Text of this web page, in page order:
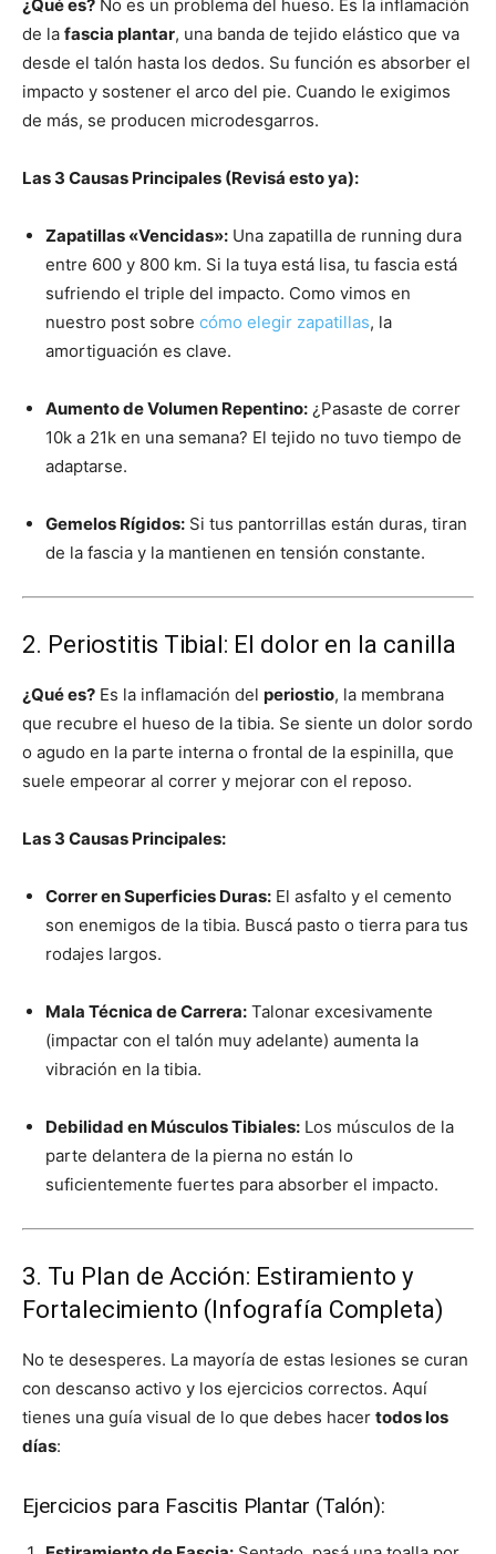
¿Qué es? No es un problema del hueso. Es la inflamación
de la fascia plantar, una banda de tejido elástico que va
desde el talón hasta los dedos. Su función es absorber el
impacto y sostener el arco del pie. Cuando le exigimos
de más, se producen microdesgarros.
Las 3 Causas Principales (Revisá esto ya):
Zapatillas «Vencidas»: Una zapatilla de running dura
entre 600 y 800 km. Si la tuya está lisa, tu fascia está
sufriendo el triple del impacto. Como vimos en
nuestro post sobre cómo elegir zapatillas, la
amortiguación es clave.
Aumento de Volumen Repentino: ¿Pasaste de correr
10k a 21k en una semana? El tejido no tuvo tiempo de
adaptarse.
Gemelos Rígidos: Si tus pantorrillas están duras, tiran
de la fascia y la mantienen en tensión constante.
2. Periostitis Tibial: El dolor en la canilla
¿Qué es? Es la inflamación del perio­stio, la membrana
que recubre el hueso de la tibia. Se siente un dolor sordo
o agudo en la parte interna o frontal de la espinilla, que
suele empeorar al correr y mejorar con el reposo.
Las 3 Causas Principales:
Correr en Superficies Duras: El asfalto y el cemento
son enemigos de la tibia. Buscá pasto o tierra para tus
rodajes largos.
Mala Técnica de Carrera: Talonar excesivamente
(impactar con el talón muy adelante) aumenta la
vibración en la tibia.
Debilidad en Músculos Tibiales: Los músculos de la
parte delantera de la pierna no están lo
suficientemente fuertes para absorber el impacto.
3. Tu Plan de Acción: Estiramiento y
Fortalecimiento (Infografía Completa)
No te desesperes. La mayoría de estas lesiones se curan
con descanso activo y los ejercicios correctos. Aquí
tienes una guía visual de lo que debes hacer todos los
días:
Ejercicios para Fascitis Plantar (Talón):